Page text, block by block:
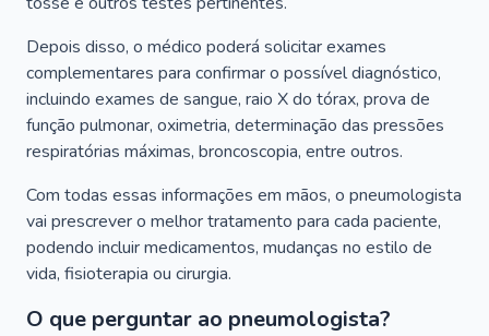
Depois disso, o médico poderá solicitar exames
complementares para confirmar o possível diagnóstico,
incluindo exames de sangue, raio X do tórax, prova de
função pulmonar, oximetria, determinação das pressões
respiratórias máximas, broncoscopia, entre outros.
Com todas essas informações em mãos, o pneumologista
vai prescrever o melhor tratamento para cada paciente,
podendo incluir medicamentos, mudanças no estilo de
vida, fisioterapia ou cirurgia.
O que perguntar ao pneumologista?